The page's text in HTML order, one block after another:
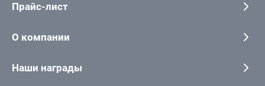
Прайс-лист
О компании
Наши награды